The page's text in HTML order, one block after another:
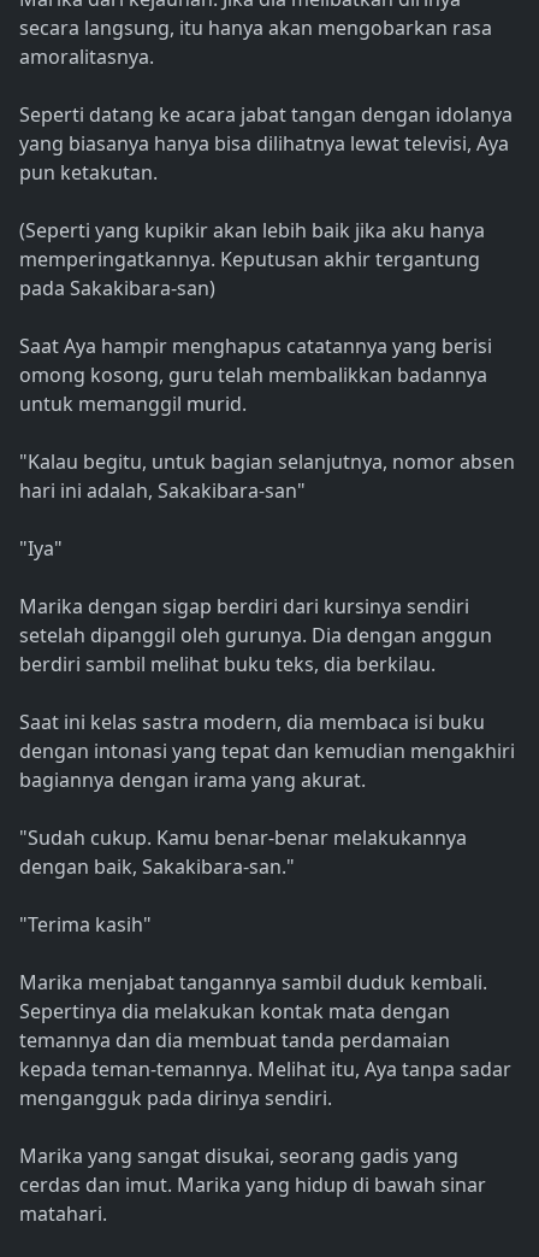
secara langsung, itu hanya akan mengobarkan rasa
amoralitasnya.
Seperti datang ke acara jabat tangan dengan idolanya
yang biasanya hanya bisa dilihatnya lewat televisi, Aya
pun ketakutan.
(Seperti yang kupikir akan lebih baik jika aku hanya
memperingatkannya. Keputusan akhir tergantung
pada Sakakibara-san)
Saat Aya hampir menghapus catatannya yang berisi
omong kosong, guru telah membalikkan badannya
untuk memanggil murid.
"Kalau begitu, untuk bagian selanjutnya, nomor absen
hari ini adalah, Sakakibara-san"
"Iya"
Marika dengan sigap berdiri dari kursinya sendiri
setelah dipanggil oleh gurunya. Dia dengan anggun
berdiri sambil melihat buku teks, dia berkilau.
Saat ini kelas sastra modern, dia membaca isi buku
dengan intonasi yang tepat dan kemudian mengakhiri
bagiannya dengan irama yang akurat.
"Sudah cukup. Kamu benar-benar melakukannya
dengan baik, Sakakibara-san."
"Terima kasih"
Marika menjabat tangannya sambil duduk kembali.
Sepertinya dia melakukan kontak mata dengan
temannya dan dia membuat tanda perdamaian
kepada teman-temannya. Melihat itu, Aya tanpa sadar
mengangguk pada dirinya sendiri.
Marika yang sangat disukai, seorang gadis yang
cerdas dan imut. Marika yang hidup di bawah sinar
matahari.